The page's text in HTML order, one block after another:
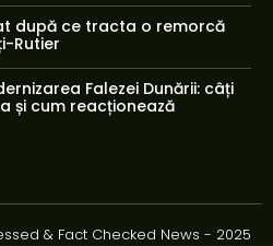
după ce tracta o remorcă
Rutier
Falezei Dunării: câți
și cum reacționează
& Fact Checked News - 2025